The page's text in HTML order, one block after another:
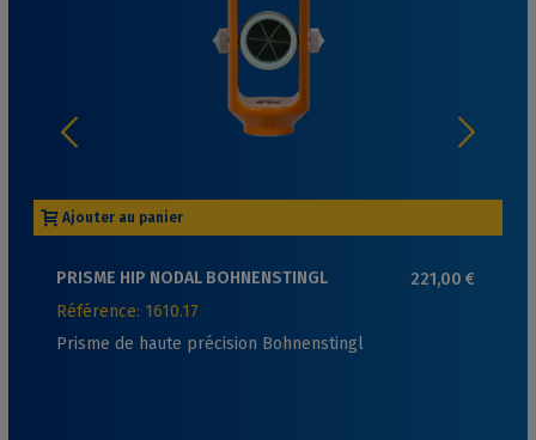
Ajouter au panier
PRISME HIP NODAL BOHNENSTINGL 221,00 €
Référence: 1610.17
Prisme de haute précision Bohnenstingl